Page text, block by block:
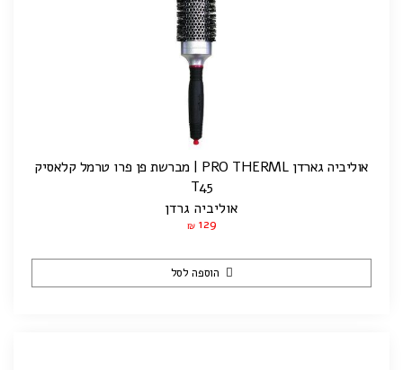
אוליביה גארדן PRO THERML | מברשת פן פרו טרמל קלאסיק
T45
אוליביה גרדן
₪ 129
הוספה לסל